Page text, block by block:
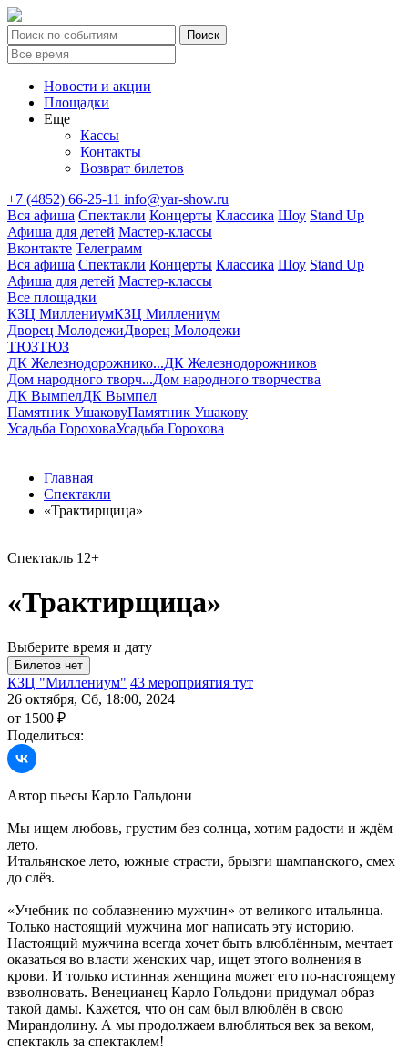
Новости и акции
Площадки
Еще
Кассы
Контакты
Возврат билетов
+7 (4852) 66-25-11 info@yar-show.ru
Вся афиша Спектакли Концерты Классика Шоу Stand Up
Афиша для детей Мастер-классы
Вконтакте Телеграмм
Вся афиша Спектакли Концерты Классика Шоу Stand Up
Афиша для детей Мастер-классы
Все площадки
КЗЦ МиллениумКЗЦ Миллениум
Дворец МолодежиДворец Молодежи
ТЮЗТЮЗ
ДК Железнодорожнико...ДК Железнодорожников
Дом народного творч...Дом народного творчества
ДК ВымпелДК Вымпел
Памятник УшаковуПамятник Ушакову
Усадьба ГороховаУсадьба Горохова
Главная
Спектакли
«Трактирщица»
Спектакль 12+
«Трактирщица»
Выберите время и дату
КЗЦ "Миллениум" 43 мероприятия тут
26 октября, Сб, 18:00, 2024
от 1500 ₽
Поделиться:
Автор пьесы Карло Гальдони
Мы ищем любовь, грустим без солнца, хотим радости и ждём
лето.
Итальянское лето, южные страсти, брызги шампанского, смех
до слёз.
«Учебник по соблазнению мужчин» от великого итальянца.
Только настоящий мужчина мог написать эту историю.
Настоящий мужчина всегда хочет быть влюблённым, мечтает
оказаться во власти женских чар, ищет этого волнения в
крови. И только истинная женщина может его по-настоящему
взволновать. Венецианец Карло Гольдони придумал образ
такой дамы. Кажется, что он сам был влюблён в свою
Мирандолину. А мы продолжаем влюбляться век за веком,
спектакль за спектаклем!